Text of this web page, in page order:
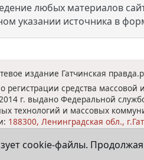
любых материалов
указании источника в
cookie-файлы.
издание Гатчинская
о регистрации средства
г. выдано Федеральной
технологий и массовых
188300, Ленинградская обл.,